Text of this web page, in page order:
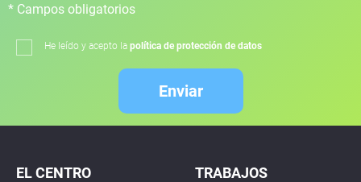
* Campos obligatorios
He leído y acepto la política de protección de datos
Enviar
EL CENTRO TRABAJOS